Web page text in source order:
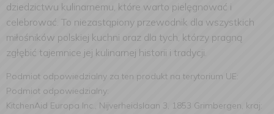
dziedzictwu kulinarnemu, które warto pielęgnować i
celebrować. To niezastąpiony przewodnik dla wszystkich
miłośników polskiej kuchni oraz dla tych, którzy pragną
zgłębić tajemnice jej kulinarnej historii i tradycji.
Podmiot odpowiedzialny za ten produkt na terytorium UE:
Podmiot odpowiedzialny:
KitchenAid Europa Inc., Nijverheidslaan 3, 1853 Grimbergen, kraj: